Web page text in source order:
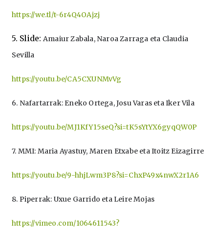
https://we.tl/t-6r4Q4OAjzj
5. Slide: Amaiur Zabala, Naroa Zarraga eta Claudia
Sevilla
https://youtu.be/CA5CXUNMvVg
6. Nafartarrak: Eneko Ortega, Josu Varas eta Iker Vila
https://youtu.be/MJ1KfY15seQ?si=tK5sYtYX6gyqQW0P
7. MMI: Maria Ayastuy, Maren Etxabe eta Itoitz Eizagirre
https://youtu.be/9-hhjLwm3P8?si=ChxP49x4nwX2r1A6
8. Piperrak: Uxue Garrido eta Leire Mojas
https://vimeo.com/1064611543?